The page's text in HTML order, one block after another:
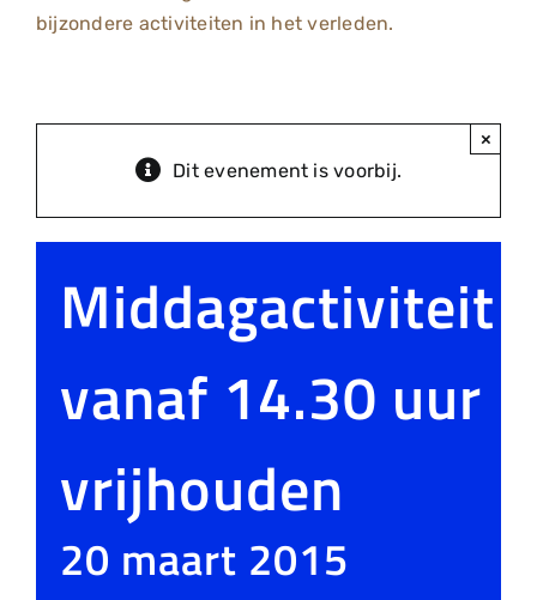
Agenda
bijzondere activiteiten in het verleden.
Dit evenement is voorbij.
×
Middagactiviteit
vanaf 14.30 uur
vrijhouden
20 maart 2015